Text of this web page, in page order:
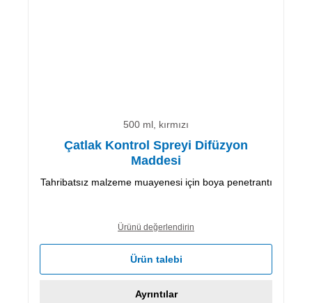
500 ml, kırmızı
Çatlak Kontrol Spreyi Difüzyon
Maddesi
Tahribatsız malzeme muayenesi için boya penetrantı
Ürünü değerlendirin
Ürün talebi
Ayrıntılar